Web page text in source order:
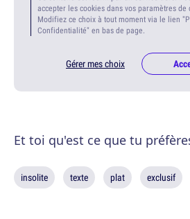
accepter les cookies dans vos paramètres
Modifiez ce choix à tout moment via le lien
Confidentialité" en bas de page.
Gérer mes choix
Et toi qu'est ce que tu
insolite texte plat exclusif